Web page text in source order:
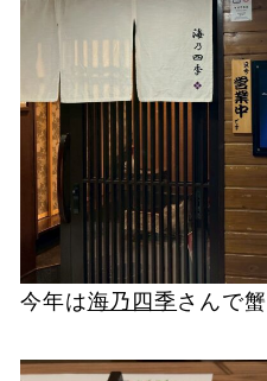
今年は海乃四季 さんで